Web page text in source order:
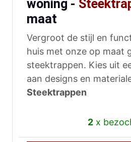
woning -
maat
Vergroot de stijl en
huis met onze op maat
steektrappen. Kies uit
aan designs en
Steektrappen
2x